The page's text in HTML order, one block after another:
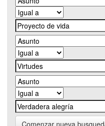
Comenzar nueva